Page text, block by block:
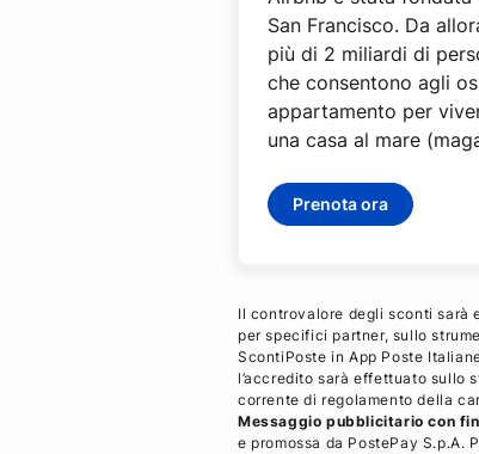
San Francisco. Da
più di 2 miliardi di
che consentono agli
appartamento per
una casa al mare
Prenota ora
Il controvalore degli sconti sarà
per specifici partner, sullo
ScontiPoste in App Poste
l’accredito sarà effettuato sullo
corrente di regolamento della
Messaggio pubblicitario con
e promossa da PostePay S.p.A.